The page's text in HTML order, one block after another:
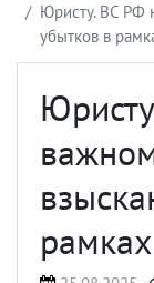
Юристу. ВС РФ
убытков в